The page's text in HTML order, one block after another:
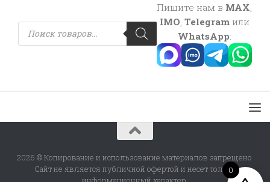
Поиск
товаров
Пишите нам в MAX
IMO Telegramили
WhatsApp:
2026 © Копирование и использование материалов запрещено.
Сайт не является публичной офертой и несет только
0